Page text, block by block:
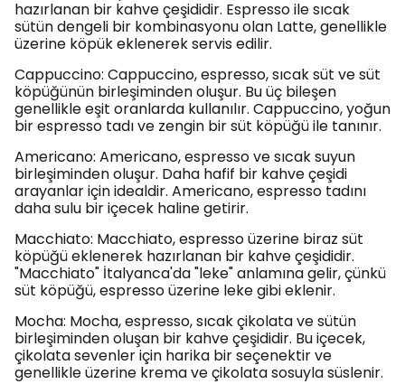
hazırlanan bir kahve çeşididir. Espresso ile sıcak
sütün dengeli bir kombinasyonu olan Latte, genellikle
üzerine köpük eklenerek servis edilir.
Cappuccino: Cappuccino, espresso, sıcak süt ve süt
köpüğünün birleşiminden oluşur. Bu üç bileşen
genellikle eşit oranlarda kullanılır. Cappuccino, yoğun
bir espresso tadı ve zengin bir süt köpüğü ile tanınır.
Americano: Americano, espresso ve sıcak suyun
birleşiminden oluşur. Daha hafif bir kahve çeşidi
arayanlar için idealdir. Americano, espresso tadını
daha sulu bir içecek haline getirir.
Macchiato: Macchiato, espresso üzerine biraz süt
köpüğü eklenerek hazırlanan bir kahve çeşididir.
"Macchiato" İtalyanca'da "leke" anlamına gelir, çünkü
süt köpüğü, espresso üzerine leke gibi eklenir.
Mocha: Mocha, espresso, sıcak çikolata ve sütün
birleşiminden oluşan bir kahve çeşididir. Bu içecek,
çikolata sevenler için harika bir seçenektir ve
genellikle üzerine krema ve çikolata sosuyla süslenir.